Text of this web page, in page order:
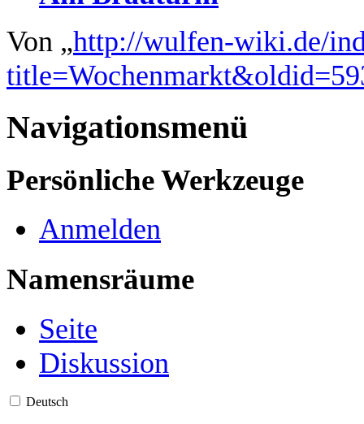
Von „http://wulfen-wiki.de/
Navigationsmenü
Persönliche Werkzeuge
Anmelden
Namensräume
Seite
Diskussion
Deutsch